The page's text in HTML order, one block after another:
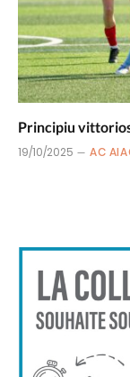
Principiu
19/10/2025 AC